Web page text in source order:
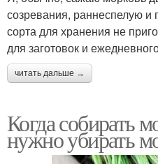
созревания, раннеспелую
сорта для хранения не
для заготовок и
читать дальше →
Когда собирать
нужно убирать